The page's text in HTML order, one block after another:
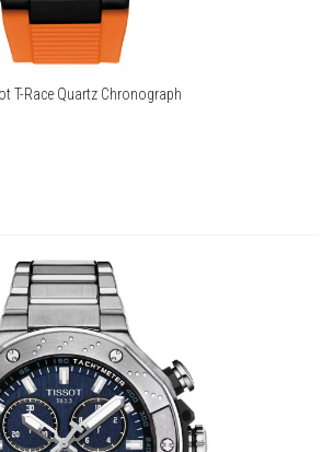
T-Race Quartz Chronograph